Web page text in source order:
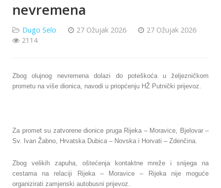
nevremena
Dugo Selo 27 Ožujak 2026
27 Ožujak 2026
2114
Zbog olujnog nevremena dolazi do poteškoća u željezničkom
prometu na više dionica, navodi u priopćenju HŽ Putnički prijevoz.
Za promet su zatvorene dionice pruga Rijeka – Moravice, Bjelovar –
Sv. Ivan Žabno, Hrvatska Dubica – Novska i Horvati – Zdenčina.
Zbog velikih zapuha, oštećenja kontaktne mreže i snijega na
cestama na relaciji Rijeka – Moravice – Rijeka nije moguće
organizirati zamjenski autobusni prijevoz.